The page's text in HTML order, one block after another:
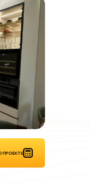
ПРОЕКТЕ